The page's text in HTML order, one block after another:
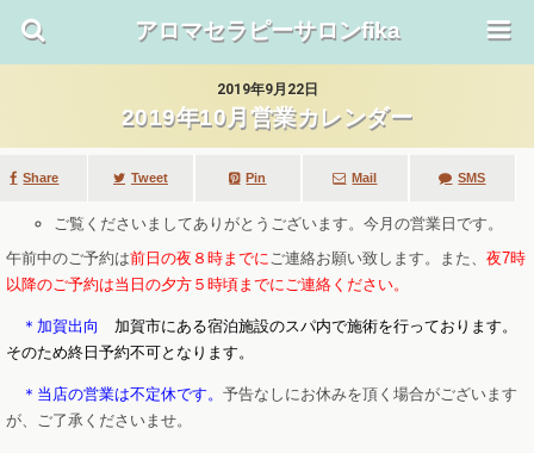
アロマセラピーサロンfika
2019年9月22日
2019年10月営業カレンダー
Share Tweet Pin Mail SMS
ご覧くださいましてありがとうございます。今月の営業日です。
午前中のご予約は前日の夜８時までに ご連絡お願い致します。また、夜7時
以降のご予約は当日の夕方５時頃までにご連絡ください。
＊加賀出向 加賀市にある宿泊施設のスパ内で施術を行っております。
そのため終日予約不可となります。
＊当店の営業は不定休です。予告なしにお休みを頂く場合がございます
が、ご了承くださいませ。